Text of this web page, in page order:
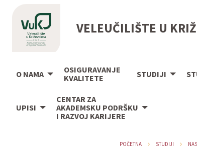
VELEUČILIŠTE U
O NAMA
OSIGURAVANJE
KVALITETE
STUDIJI
UPISI
CENTAR ZA
AKADEMSKU PODRŠKU
I RAZVOJ KARIJERE
POČETNA STUDIJI